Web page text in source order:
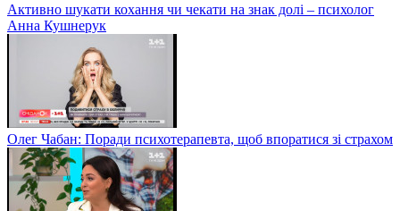
Активно шукати кохання чи чекати на знак долі – психолог
Анна Кушнерук
Олег Чабан: Поради психотерапевта, щоб впоратися зі страхом